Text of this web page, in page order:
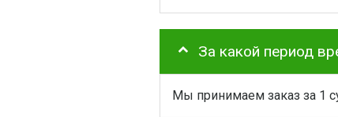
За какой период
Мы принимаем заказ за 1